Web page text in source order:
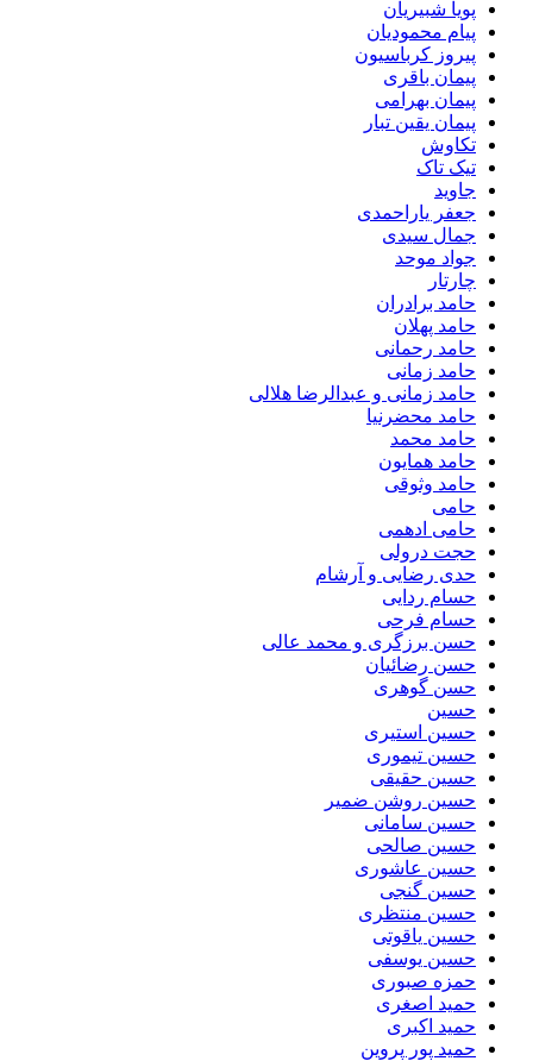
پویا شبیریان
پیام محمودیان
پیروز کرباسیون
پیمان باقری
پیمان بهرامی
پیمان یقین تبار
تکاوش
تیک تاک
جاوید
جعفر یاراحمدی
جمال سیدی
جواد موحد
چارتار
حامد برادران
حامد پهلان
حامد رحمانی
حامد زمانی
حامد زمانی و عبدالرضا هلالی
حامد محضرنیا
حامد محمد
حامد همایون
حامد وثوقی
حامی
حامی ادهمی
حجت درولی
حدی رضایی و آرشام
حسام ردایی
حسام فرحی
حسن برزگری و محمد عالی
حسن رضائیان
حسن گوهری
حسین
حسین استیری
حسین تیموری
حسین حقیقی
حسین روشن ضمیر
حسین سامانی
حسین صالحی
حسین عاشوری
حسین گنجی
حسین منتظری
حسین یاقوتی
حسین یوسفی
حمزه صبوری
حمید اصغری
حمید اکبری
حمید پور پروین